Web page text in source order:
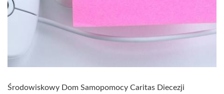
Środowiskowy Dom Samopomocy Caritas Diecezji